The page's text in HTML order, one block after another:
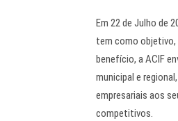
Em 22 de Julho de
tem como objetivo,
benefício, a ACIF
municipal e
empresariais aos
competitivos.